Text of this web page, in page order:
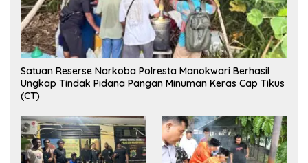
Satuan Reserse Narkoba Polresta Manokwari Berhasil
Ungkap Tindak Pidana Pangan Minuman Keras Cap Tikus
(CT)